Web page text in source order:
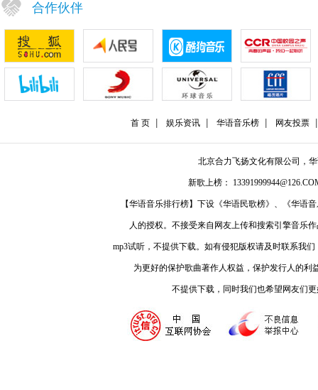
合作伙伴
首 页 娱乐资讯 华语音乐榜 网友投票
北京合力飞扬文化有限公司，
新歌上榜：
【华语音乐排行榜】下设《华语民歌榜》、《华语
人的授权。不接受来自网友上传和搜索引擎音乐
mp3试听，不提供下载。如有侵犯版权请及时联系我
为更好的保护歌曲著作人权益，保护发行人的
不提供下载，同时我们也希望网友们